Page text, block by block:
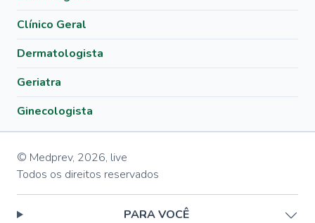
Clínico Geral
Dermatologista
Geriatra
Ginecologista
© Medprev, 2026, live
Todos os direitos reservados
PARA VOCÊ